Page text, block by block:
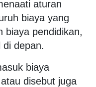
aturan
biaya yang
biaya pendidikan,
depan.
biaya
disebut juga